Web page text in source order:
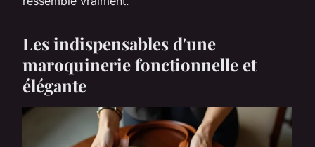
Les indispensables d'une
maroquinerie fonctionnelle et
élégante